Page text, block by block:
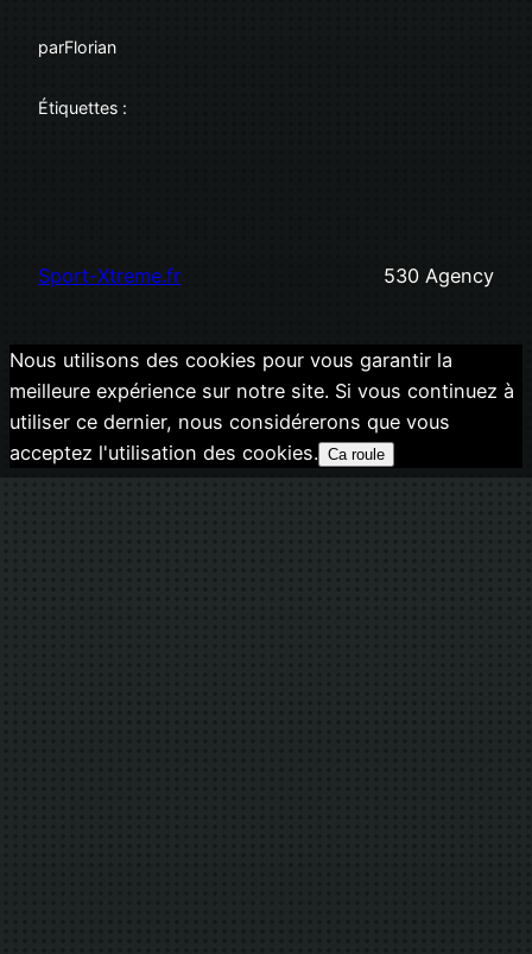
parFlorian
Étiquettes :
Sport-Xtreme.fr 530 Agency
Nous utilisons des cookies pour vous garantir la
meilleure expérience sur notre site. Si vous continuez à
utiliser ce dernier, nous considérerons que vous
acceptez l'utilisation des cookies. Ca roule